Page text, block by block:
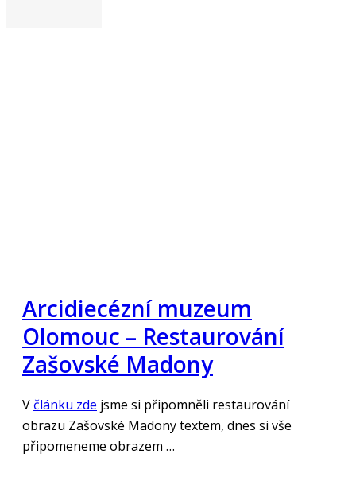
Arcidiecézní muzeum
Olomouc – Restaurování
Zašovské Madony
V článku zde jsme si připomněli restaurování
obrazu Zašovské Madony textem, dnes si vše
připomeneme obrazem …